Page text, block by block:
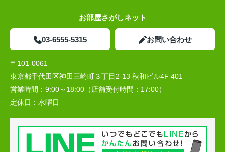
お部屋さがしネット
03-6555-5315 お問い合わせ
〒101-0061
東京都千代田区神田三崎町３丁目2-13 秋和ビル4F 401
営業時間： 9:00～18:00（店舗受付時間：17:00）
定休日： 水曜日